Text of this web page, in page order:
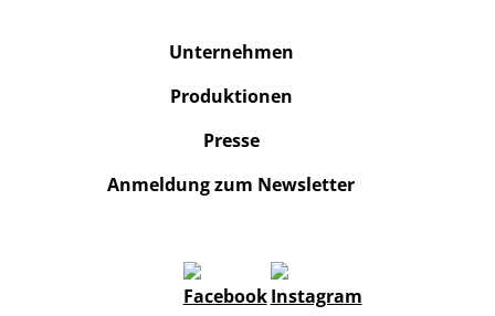
Unternehmen
Produktionen
Presse
Anmeldung zum Newsletter